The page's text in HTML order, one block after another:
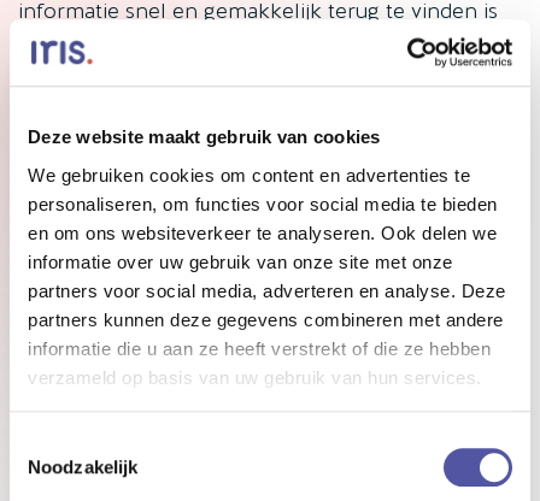
Deze website maakt gebruik van cookies
We gebruiken cookies om content en advertenties te
personaliseren, om functies voor social media te bieden
en om ons websiteverkeer te analyseren. Ook delen we
informatie over uw gebruik van onze site met onze
partners voor social media, adverteren en analyse. Deze
partners kunnen deze gegevens combineren met andere
informatie die u aan ze heeft verstrekt of die ze hebben
verzameld op basis van uw gebruik van hun services.
Noodzakelijk
informatie snel en gemakkelijk terug te vinden is
voor collega’s. ‘’De servicepleinen allemaal zijn
ingericht met logo’s in dezelfde stijl zodat het er
informatie te vinden maar het is ook de kunst om
zuinig te zijn met wat je deelt. Zo blijven
medewerkers de toegevoegde waarde ervan
inzien. We hebben verschillende servicepleinen
met informatie, zoals ‘zo werken wij’ waar
collega’s informatie vinden over onder andere
onze missie en ICT en ‘jij als medewerker bij Sa-
Net’ met verschillende artikelen over je loopbaan
andere geestelijke gezondheidszorg en de Wet